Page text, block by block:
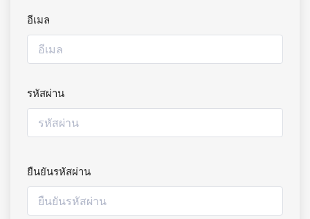
อีเมล
รหัสผ่าน
ยืนยันรหัสผ่าน